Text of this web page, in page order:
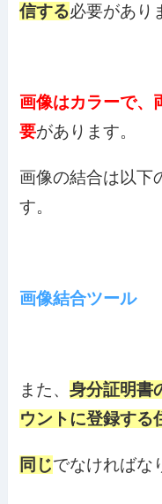
信する必要があり
画像はカラーで、
要があります。
画像の結合は以下
す。
画像結合ツール
また、身分証明書
ウントに登録する
同じでなければな